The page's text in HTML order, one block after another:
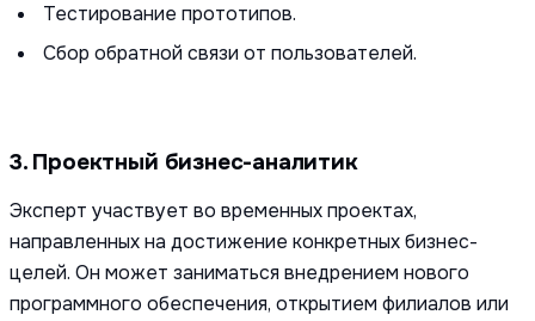
Тестирование прототипов.
Сбор обратной связи от пользователей.
3. Проектный бизнес-аналитик
Эксперт участвует во временных проектах,
направленных на достижение конкретных бизнес-
целей. Он может заниматься внедрением нового
программного обеспечения, открытием филиалов или